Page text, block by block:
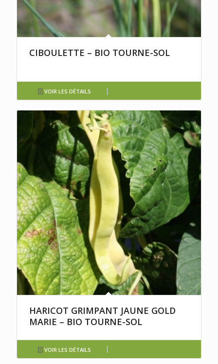
CIBOULETTE – BIO TOURNE-SOL
VOIR LES DÉTAILS
HARICOT GRIMPANT JAUNE GOLD
MARIE – BIO TOURNE-SOL
VOIR LES DÉTAILS